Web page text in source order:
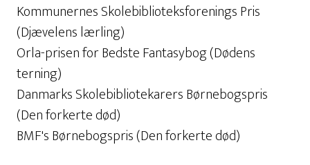
Kommunernes Skolebiblioteksforenings Pris
(Djævelens lærling)
Orla-prisen for Bedste Fantasybog (Dødens
terning)
Danmarks Skolebibliotekarers Børnebogspris
(Den forkerte død)
BMF's Børnebogspris (Den forkerte død)